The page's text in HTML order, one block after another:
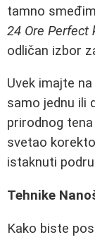
tamno
24 Ore Perfect
odličan izbor
Uvek imajte
samo jednu ili
prirodnog
svetao
istaknuti
Tehnike
Kako biste